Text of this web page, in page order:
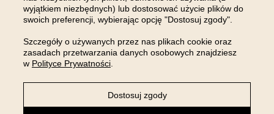
wyjątkiem niezbędnych) lub dostosować użycie plików do
swoich preferencji, wybierając opcję "Dostosuj zgody".
Szczegóły o używanych przez nas plikach cookie oraz
zasadach przetwarzania danych osobowych znajdziesz
w Polityce Prywatności
Dostosuj zgody